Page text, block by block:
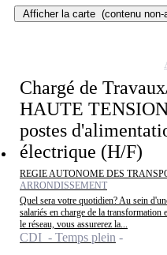
Afficher la carte (contenu
Chargé de
HAUTE
postes
électrique (H/F)
REGIE AUTONOME DES
ARRONDISSEMENT
Quel sera votre quotidien? Au sein
salariés en charge de la
le réseau, vous assurerez la...
CDI - Temps plein